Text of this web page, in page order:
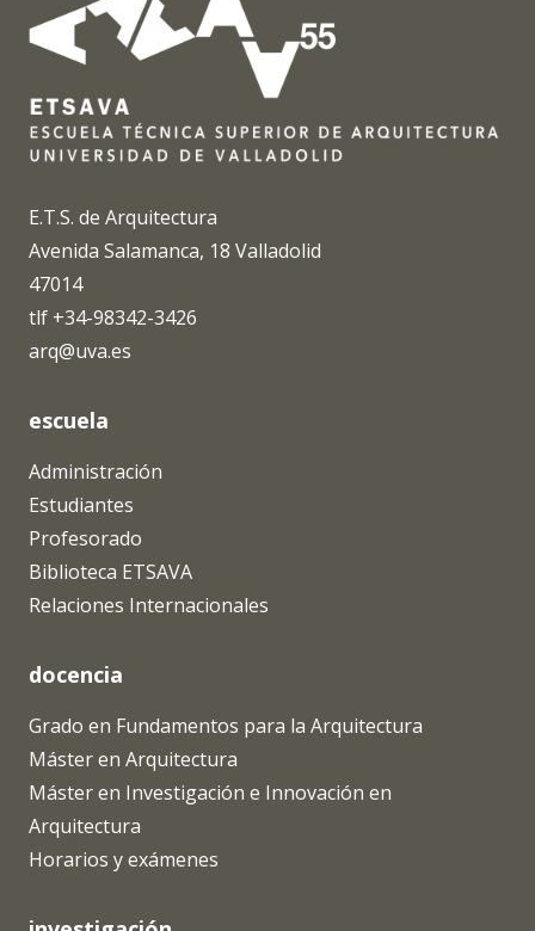
E.T.S. de Arquitectura
Avenida Salamanca, 18 Valladolid
47014
tlf +34-98342-3426
arq@uva.es
escuela
Administración
Estudiantes
Profesorado
Biblioteca ETSAVA
Relaciones Internacionales
docencia
Grado en Fundamentos para la Arquitectura
Máster en Arquitectura
Máster en Investigación e Innovación en
Arquitectura
Horarios y exámenes